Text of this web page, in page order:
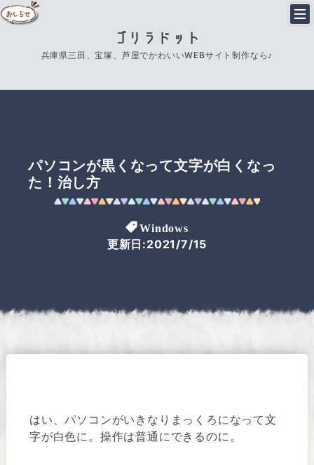
ゴリラドット
兵庫県三田、宝塚、芦屋でかわいいWEBサイト制作なら♪
パソコンが黒くなって文字が白くなっ
た！治し方
Windows
更新日:2021/7/15
はい、パソコンがいきなりまっくろになって文
字が白色に。操作は普通にできるのに。